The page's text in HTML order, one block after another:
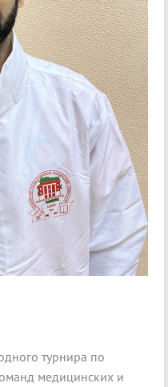
турнира по
медицинских и